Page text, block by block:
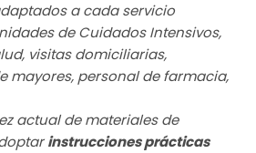
a cada servicio
de Cuidados Intensivos,
visitas domiciliarias,
mayores, personal de farmacia,
actual de materiales de
instrucciones prácticas